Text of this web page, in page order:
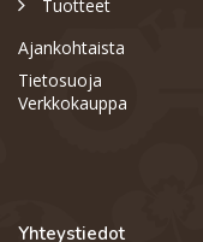
Tuotteet
Ajankohtaista
Tietosuoja
Verkkokauppa
Yhteystiedot